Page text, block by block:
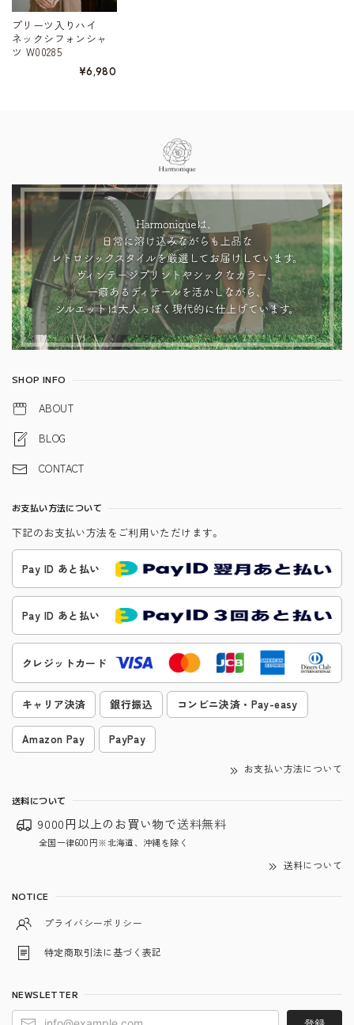
プリーツ入りハイ
ネックシフォンシャ
ツ W00285
¥6,980
SHOP INFO
ABOUT
BLOG
CONTACT
お支払い方法について
下記のお支払い方法をご利用いただけます。
Pay ID あと払い
Pay ID あと払い
クレジットカード
キャリア決済 銀行振込 コンビニ決済・Pay-easy
Amazon Pay PayPay
お支払い方法について
送料について
9000円以上のお買い物で送料無料
全国一律600円※北海道、沖縄を除く
送料について
NOTICE
プライバシーポリシー
特定商取引法に基づく表記
NEWSLETTER